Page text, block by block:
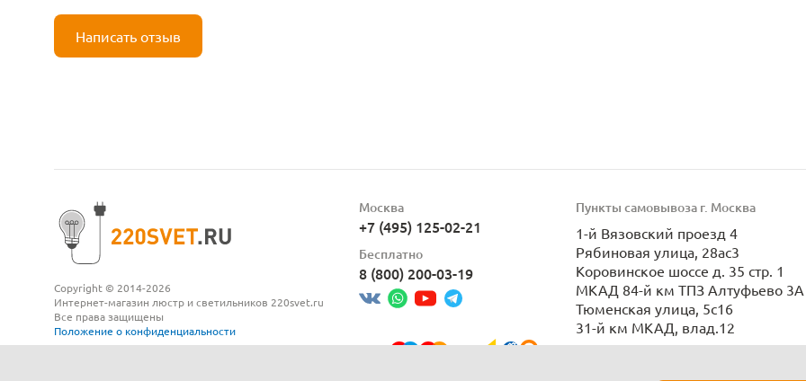
Написать отзыв
Copyright © 2014-2026
Интернет-магазин люстр и светильников 220svet.ru
Все права защищены
Положение о конфиденциальности
Москва
+7 (495) 125-02-21
Бесплатно
8 (800) 200-03-19
Пункты самовывоза г. Москва
1-й Вязовский проезд 4
Рябиновая улица, 28ас3
Коровинское шоссе д. 35 стр. 1
МКАД 84-й км ТПЗ Алтуфьево 3А
Тюменская улица, 5с16
31-й км МКАД, влад.12